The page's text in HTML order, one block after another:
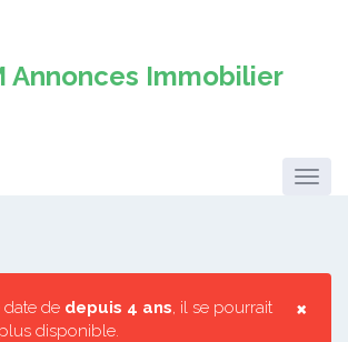
×
date de depuis 4 ans, il se pourrait
disponible.